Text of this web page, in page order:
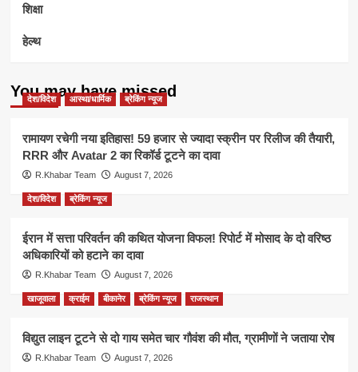
शिक्षा
हेल्थ
You may have missed
देश/विदेश आस्था/धार्मिक ब्रेकिंग न्यूज
रामायण रचेगी नया इतिहास! 59 हजार से ज्यादा स्क्रीन पर रिलीज की तैयारी,
RRR और Avatar 2 का रिकॉर्ड टूटने का दावा
R.Khabar Team August 7, 2026
देश/विदेश ब्रेकिंग न्यूज
ईरान में सत्ता परिवर्तन की कथित योजना विफल! रिपोर्ट में मोसाद के दो वरिष्ठ
अधिकारियों को हटाने का दावा
R.Khabar Team August 7, 2026
खाजूवाला क्राईम बीकानेर ब्रेकिंग न्यूज राजस्थान
विद्युत लाइन टूटने से दो गाय समेत चार गौवंश की मौत, ग्रामीणों ने जताया रोष
R.Khabar Team August 7, 2026